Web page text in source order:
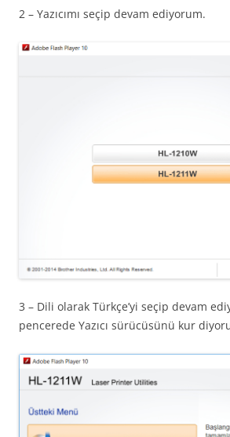
2 – Yazıcımı seçip devam ediyorum.
3 – Dili olarak Türkçe’yi seçip devam
pencerede Yazıcı sürücüsünü kur